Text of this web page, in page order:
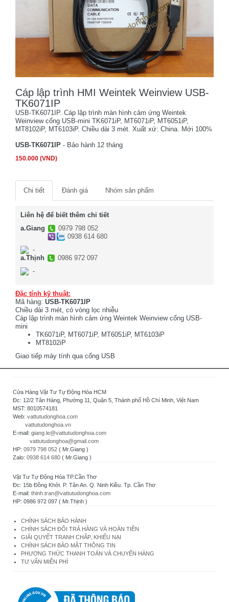
Cáp lập trình HMI Weintek Weinview USB-
TK6071IP
USB-TK6071IP. Cáp lập trình màn hình cảm ứng Weintek
Weinview cổng USB-mini TK6071iP, MT6071iP, MT6051iP,
MT8102iP, MT6103iP. Chiều dài 3 mét. Xuất xứ: China. Mới 100%
USB-TK6071IP - Bảo hành 12 tháng
150.000 (VND)
Chi tiết Đánh giá Nhóm sản phẩm
Liên hệ để biết thêm chi tiết
a.Giang
0979 798 052
0938 614 680
-
a.Thịnh
0986 972 097
-
Đặc tính kỹ thuật:
Mã hàng: USB-TK6071IP
Chiều dài 3 mét, có vòng lọc nhiễu
Cáp lập trình màn hình cảm ứng Weintek Weinview cổng USB-
mini
TK6071iP, MT6071iP, MT6051iP, MT6103iP
MT8102iP
Giao tiếp máy tính qua cổng USB
Cửa Hàng Vật Tư Tự Động Hóa HCM
Đc: 12/2 Tân Hàng, Phường 11, Quận 5, Thành phố Hồ Chí Minh, Việt Nam
MST: 8010574181
Web: vattutudonghoa.com
vattutudonghoa.vn
E-mail: giang.le@vattutudonghoa.com
vattutudonghoa@gmail.com
HP: 0979 798 052 ( Mr.Giang )
Zalo: 0938 614 680 ( Mr.Giang )
Vật Tư Tự Động Hóa TP.Cần Thơ
Đc: 15b Đồng Khởi. P. Tân An. Q. Ninh Kiều. Tp. Cần Thơ
E-mail: thinh.tran@vattutudonghoa.com
HP: 0986 972 097 ( Mr.Thịnh )
CHÍNH SÁCH BẢO HÀNH
CHÍNH SÁCH ĐỔI TRẢ HÀNG VÀ HOÀN TIỀN
GIẢI QUYẾT TRANH CHẤP, KHIẾU NẠI
CHÍNH SÁCH BẢO MẬT THÔNG TIN
PHƯƠNG THỨC THANH TOÁN VÀ CHUYỂN HÀNG
TƯ VẤN MIỄN PHÍ